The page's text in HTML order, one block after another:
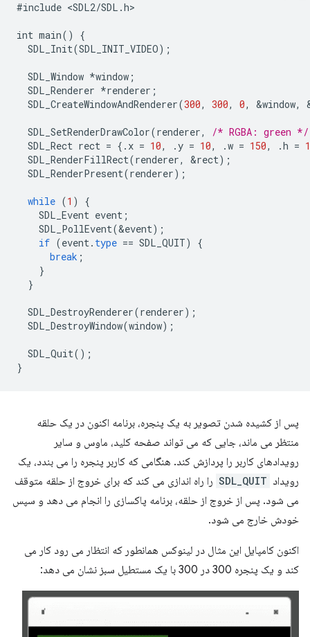
#include <SDL2/SDL .h>
int main()
{
SDL_Init(SDL_INIT_VIDEO);
SDL_Window *window ;
SDL_Renderer *renderer ;
SDL_CreateWindowAndRenderer(300, 300, 0, &window,
SDL_SetRenderDrawColor(renderer,
/* RGBA: green */
SDL_Rect rect = {. x = 10, .y = 10, .w = 150, .h =
SDL_RenderFillRect(renderer, &rect);
SDL_RenderPresent(renderer);
while (1 )
{
SDL_Event event ;
SDL_PollEvent(&event);
if (event. type == SDL_QUIT)
{
break ;
}
}
SDL_DestroyRenderer(renderer);
SDL_DestroyWindow(window);
SDL_Quit();
}
پس از کشیده شدن تصویر به یک پنجره، برنامه اکنون در یک حلقه
منتظر می ماند، جایی که می تواند صفحه کلید، ماوس و سایر
رویدادهای کاربر را پردازش کند. هنگامی که کاربر پنجره را می بندد، یک
رویداد SDL_QUIT را راه اندازی می کند که برای خروج از حلقه متوقف
می شود. پس از خروج از حلقه، برنامه پاکسازی را انجام می دهد و سپس
خودش خارج می شود.
اکنون کامپایل این مثال در لینوکس همانطور که انتظار می رود کار می
کند و یک پنجره 300 در 300 با یک مستطیل سبز نشان می دهد: